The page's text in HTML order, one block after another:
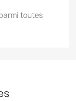
toutes